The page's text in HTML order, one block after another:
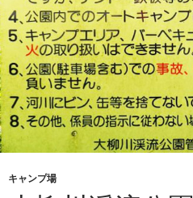
キャンプ場